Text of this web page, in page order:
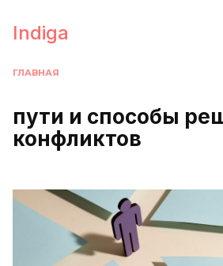
содержанию
Indiga
ГЛАВНАЯ
пути и способы
конфликтов